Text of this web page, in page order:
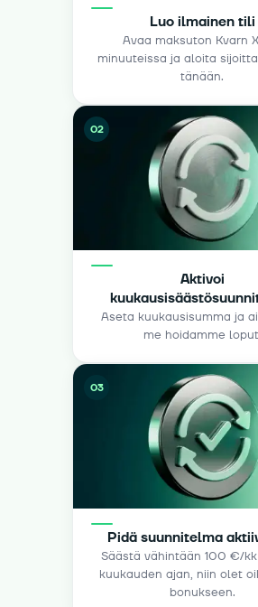
Luo ilmainen tili
Avaa maksuton Kvarn
minuuteissa ja aloita
tänään.
02
Aktivoi
Aseta kuukausisumma ja
me hoidamme
03
Pidä suunnitelma
Säästä vähintään 100 €/
kuukauden ajan, niin olet
bonukseen.